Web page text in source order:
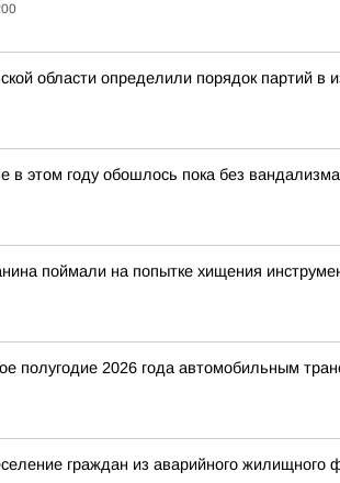
области определили порядок партий в
в этом году обошлось пока без
поймали на попытке хищения
полугодие 2026 года автомобильным
граждан из аварийного